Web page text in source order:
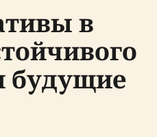
в
будущие